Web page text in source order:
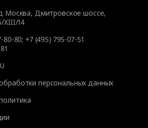
Москва, Дмитровское шоссе,
XIII/14
80-80; +7 (495) 795-07-51
персональных данных